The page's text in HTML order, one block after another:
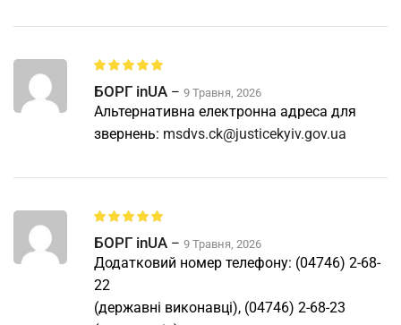
БОРГ inUA – 9 Травня, 2026
Альтернативна електронна адреса для
звернень: msdvs.ck@justicekyiv.gov.ua
БОРГ inUA – 9 Травня, 2026
Додатковий номер телефону: (04746) 2-68-
22
(державні виконавці), (04746) 2-68-23